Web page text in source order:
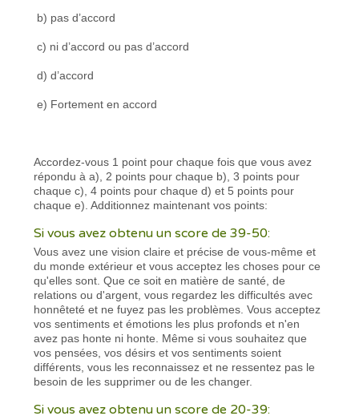
b) pas d’accord
c) ni d’accord ou pas d’accord
d) d’accord
e) Fortement en accord
Accordez-vous 1 point pour chaque fois que vous avez
répondu à a), 2 points pour chaque b), 3 points pour
chaque c), 4 points pour chaque d) et 5 points pour
chaque e). Additionnez maintenant vos points:
Si vous avez obtenu un score de 39-50:
Vous avez une vision claire et précise de vous-même et
du monde extérieur et vous acceptez les choses pour ce
qu'elles sont. Que ce soit en matière de santé, de
relations ou d'argent, vous regardez les difficultés avec
honnêteté et ne fuyez pas les problèmes. Vous acceptez
vos sentiments et émotions les plus profonds et n'en
avez pas honte ni honte. Même si vous souhaitez que
vos pensées, vos désirs et vos sentiments soient
différents, vous les reconnaissez et ne ressentez pas le
besoin de les supprimer ou de les changer.
Si vous avez obtenu un score de 20-39: